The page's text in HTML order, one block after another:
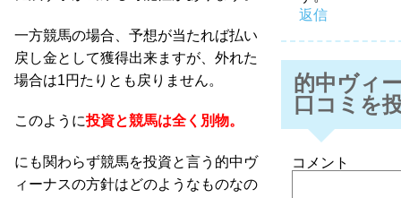
一方競馬の場合、予想が当たれば払い
戻し金として獲得出来ますが、外れた
場合は1円たりとも戻りません。
このように投資と競馬は全く別物。
にも関わらず競馬を投資と言う的中ヴ
ィーナスの方針はどのようなものなの
返信
的中ヴィ
口コミを
コメント